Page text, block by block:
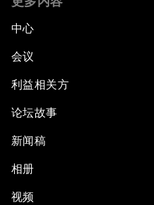
中心
会议
利益相关方
论坛故事
新闻稿
相册
视频